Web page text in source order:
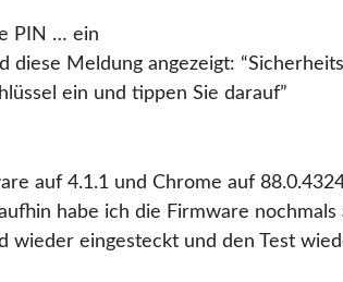
PIN … ein
Meldung angezeigt:
ein und tippen Sie darauf”
auf 4.1.1 und Chrome auf
habe ich die Firmware
wieder eingesteckt und den Test